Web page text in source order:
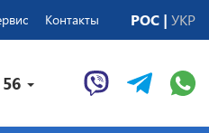
Контакты РОС УКР